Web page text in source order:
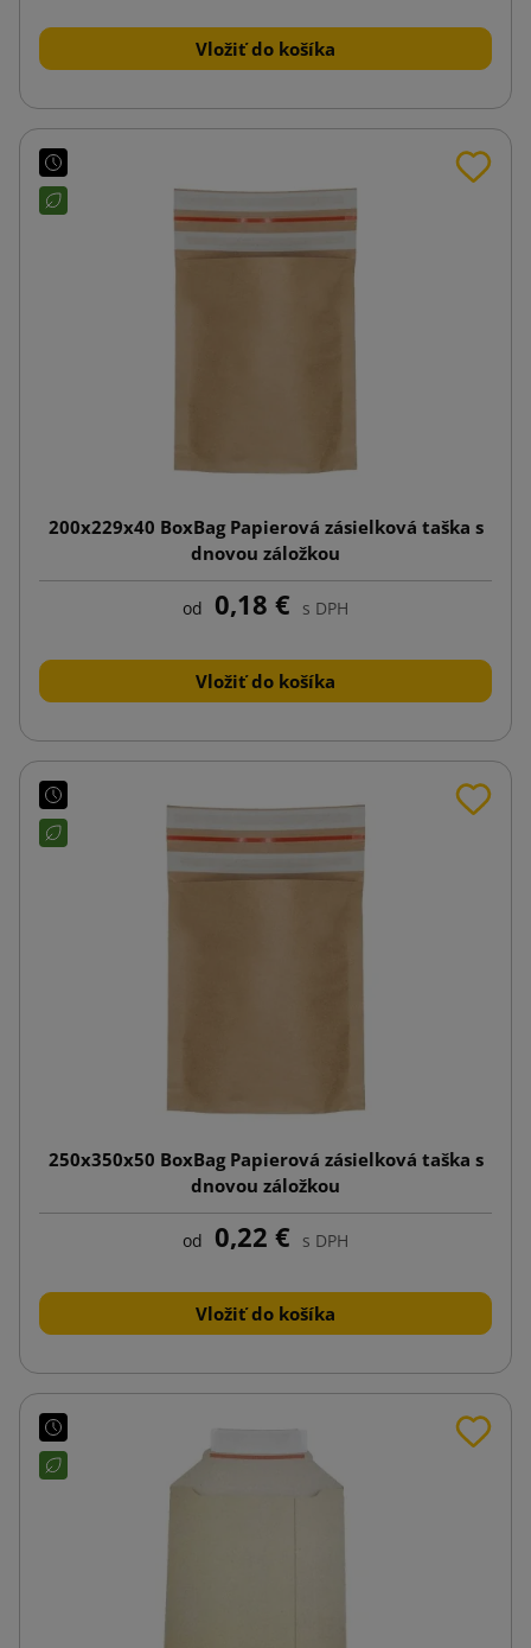
Vložiť do košíka
200x229x40 BoxBag Papierová zásielková taška s
dnovou záložkou
od 0,18 € s DPH
Vložiť do košíka
250x350x50 BoxBag Papierová zásielková taška s
dnovou záložkou
od 0,22 € s DPH
Vložiť do košíka